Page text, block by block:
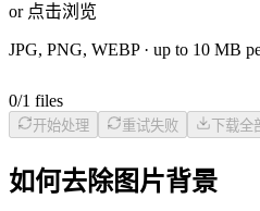
or 点击浏览
JPG, PNG, WEBP· up to 10 MB
0/1 files
开始处理 重试失败 下载全
如何去除图片背景